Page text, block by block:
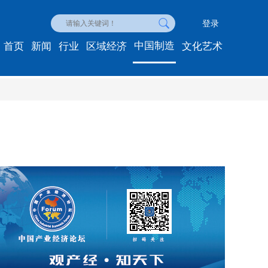
登录
首页 新闻 行业 区域经济 中国制造 文化艺术